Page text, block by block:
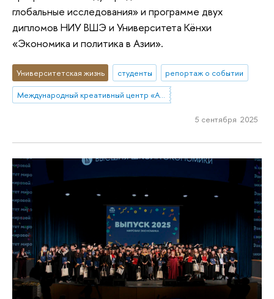
глобальные исследования» и программе двух
дипломов НИУ ВШЭ и Университета Кёнхи
«Экономика и политика в Азии».
Университетская жизнь студенты
репортаж о событии
Международный креативный центр «Абитуриент. Студент. Выпускник»
5 сентября 2025